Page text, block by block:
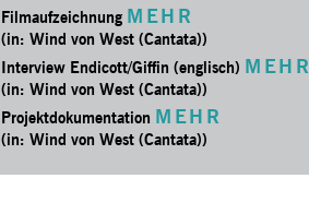
Filmaufzeichnung MEHR
(in: Wind von West (Cantata))
Interview Endicott/Giffin (englisch) MEHR
(in: Wind von West (Cantata))
Projektdokumentation MEHR
(in: Wind von West (Cantata))